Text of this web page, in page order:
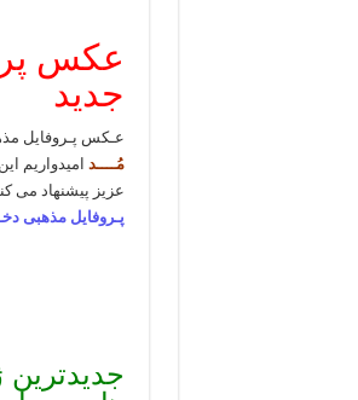
جدید
عـکس پـروفایل مذهبی دخـترانه “۲۰۲۶؛ ۱۷ مدل در
مُــــد امیدواریم
عزیز پیشنهاد می
پـروفایل مذهبی